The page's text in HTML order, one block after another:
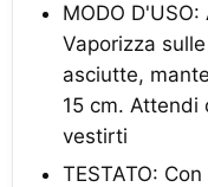
MODO
Vaporizza
asciutte,
15 cm. Attendi
vestirti
TESTATO: